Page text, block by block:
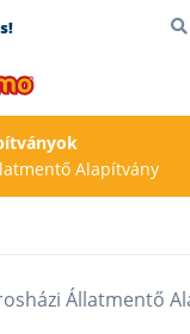
Alapítvány